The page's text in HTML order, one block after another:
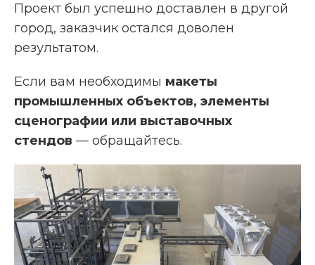
Проект был успешно доставлен в другой
город, заказчик остался доволен
результатом.
Если вам необходимы макеты
промышленных объектов, элементы
сценографии или выставочных
стендов — обращайтесь.